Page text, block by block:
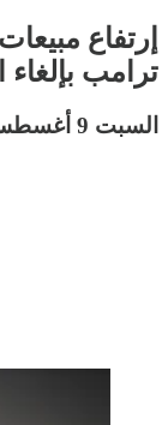
إرتفاع
ترامب بإلغاء
السبت 9 أغسطس 2025